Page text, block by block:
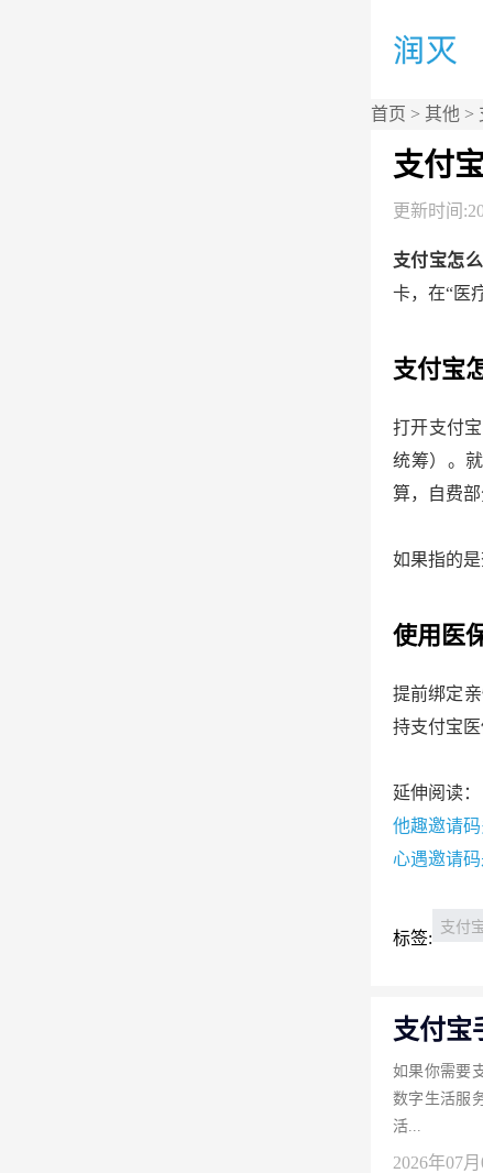
首页 > 其他 >
支付
更新时间
支付宝怎
卡，在“医
支付宝
打开支付
统筹）。
算，自费部
如果指的是
使用医
提前绑定
持支付宝医
延伸阅读：
他趣邀请
心遇邀请
标签:
支付
支付宝
如果你需要
数字生活服
活...
2026年07